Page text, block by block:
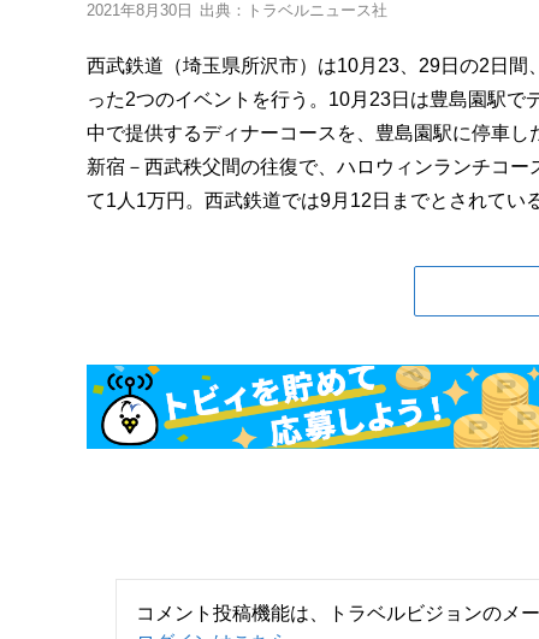
2021年8月30日 出典：トラベルニュース社
西武鉄道（埼玉県所沢市）は10月23、29日の2日
った2つのイベントを行う。10月23日は豊島園駅
中で提供するディナーコースを、豊島園駅に停車
新宿－西武秩父間の往復で、ハロウィンランチコ
て1人1万円。西武鉄道では9月12日までとされてい
コメント投稿機能は、トラベルビジョンのメ